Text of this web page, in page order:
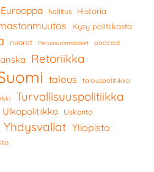
Eurooppa hallitus Historia
Kysy politiikasta
nuoret Perussuomalaiset podcast
Retoriikka
talous talouspolitiikka
Turvallisuuspolitiikka
Ulkopolitiikka Uskonto
Yhdysvallat Yliopisto